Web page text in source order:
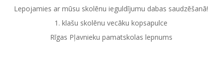
Lepojamies ar mūsu skolēnu ieguldījumu dabas saudzēšanā!
1. klašu skolēnu vecāku kopsapulce
Rīgas Pļavnieku pamatskolas lepnums